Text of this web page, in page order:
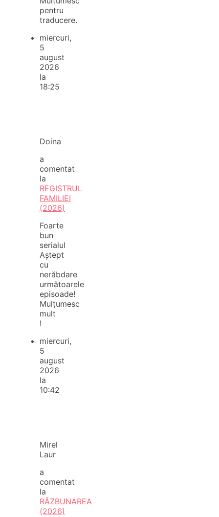
pentru
traducere.
miercuri,
5
august
2026
la
18:25
Doina
a
comentat
la
REGISTRUL
FAMILIEI
(2026)
Foarte
bun
serialul
Aștept
cu
nerăbdare
următoarele
episoade!
Mulțumesc
mult
!
miercuri,
5
august
2026
la
10:42
Mirel
Laur
a
comentat
la
RĂZBUNAREA
(2026)